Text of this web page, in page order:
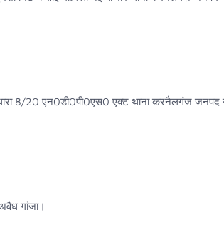
8/20 एन0डी0पी0एस0 एक्ट थाना करनैलगंज जनपद
गांजा।